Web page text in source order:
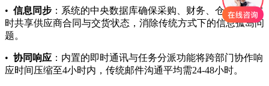
• 信息同步 ：系统的中央数据库确保采购、财务、仓储部门实
时共享供应商合同与交货状态，消除传统方式下的信息孤岛问
题。
• 协同响应 ：内置的即时通讯与任务分派功能将跨部门协作响
应时间压缩至4小时内，传统邮件沟通平均需24-48小时。